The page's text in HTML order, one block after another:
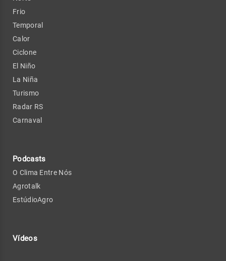
Frio
Temporal
Calor
Ciclone
El Niño
La Niña
Turismo
Radar RS
Carnaval
Podcasts
O Clima Entre Nós
Agrotalk
EstúdioAgro
Vídeos